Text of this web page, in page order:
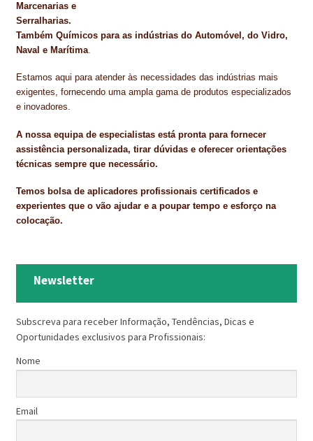
Marcenarias e
Serralharias.
Também Químicos para as indústrias do Automóvel, do Vidro,
Naval e Marítima.
Estamos aqui para atender às necessidades das indústrias mais
exigentes, fornecendo uma ampla gama de produtos especializados
e inovadores.
A nossa equipa de especialistas está pronta para fornecer
assistência personalizada, tirar dúvidas e oferecer orientações
técnicas sempre que necessário.
Temos bolsa de aplicadores profissionais certificados e
experientes que o vão ajudar e a poupar tempo e esforço na
colocação.
Newsletter
Subscreva para receber Informação, Tendências, Dicas e
Oportunidades exclusivos para Profissionais:
Nome
Email